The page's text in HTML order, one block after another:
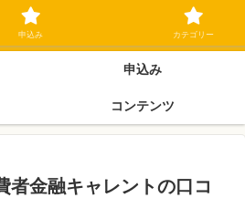
OK 独自審査フリーローン 在籍確認なしの街
ーネにご相談ください
申込み
コンテンツ
者金融キャレントの口コ
申込み カテゴリー